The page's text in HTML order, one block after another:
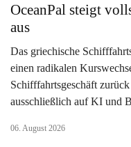
OceanPal steigt
aus
Das griechische
einen radikalen
Schifffahrtsgeschäft
ausschließlich auf KI und
06. August 2026